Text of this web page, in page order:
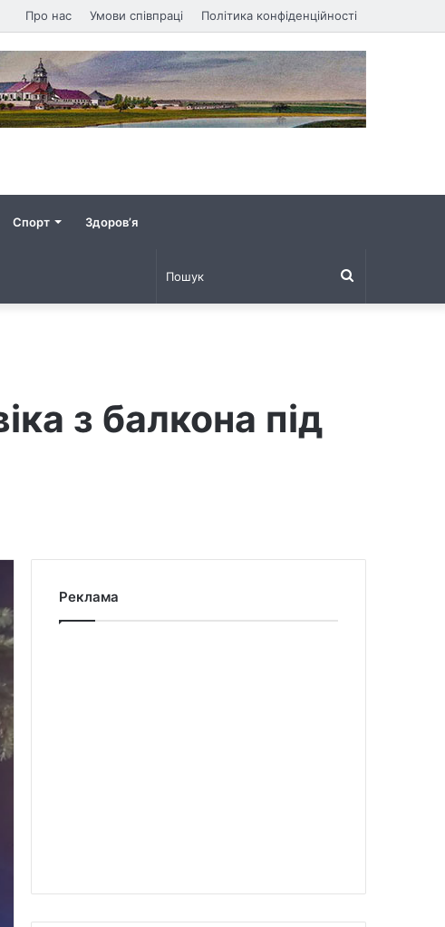
Про нас Умови співпраці Політика конфіденційності
Спорт Здоров’я
з балкона під
Реклама